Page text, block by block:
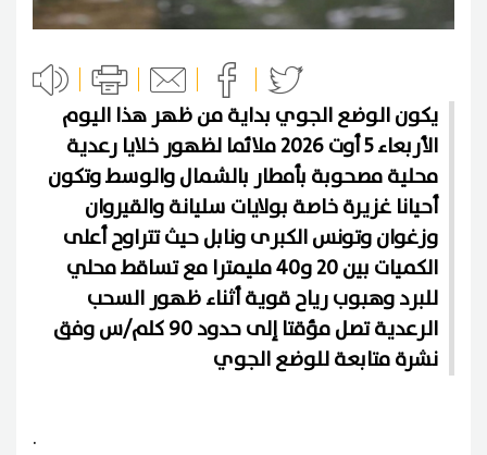
يكون الوضع الجوي بداية من ظهر هذا اليوم
الأربعاء 5 أوت 2026 ملائما لظهور خلايا رعدية
محلية مصحوبة بأمطار بالشمال والوسط وتكون
أحيانا غزيرة خاصة بولايات سليانة والقيروان
وزغوان وتونس الكبرى ونابل حيث تتراوح أعلى
الكميات بين 20 و40 مليمترا مع تساقط محلي
للبرد وهبوب رياح قوية أثناء ظهور السحب
الرعدية تصل مؤقتا إلى حدود 90 كلم/س وفق
نشرة متابعة للوضع الجوي
.